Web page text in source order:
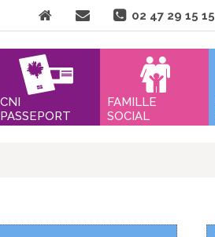
Aller
au
02 47 29 15 15
CNI
PASSEPORT
FAMILLE
SOCIAL